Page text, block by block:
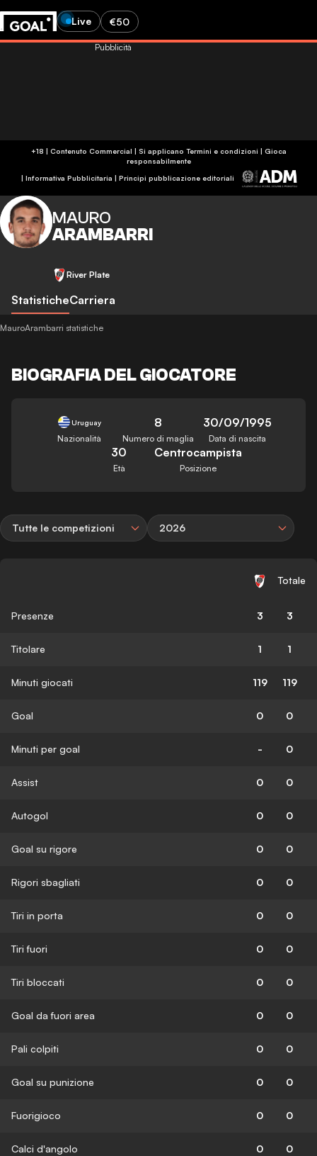
Live €50
+18 | Contenuto Commercial | Si applicano Termini e condizioni | Gioca
responsabilmente
| Informativa Pubblicitaria | Principi pubblicazione editoriali
Pubblicità
MAURO
ARAMBARRI
River Plate
StatisticheCarriera
MauroArambarri statistiche
BIOGRAFIA DEL GIOCATORE
Uruguay
Nazionalità
8
Numero di maglia
30/09/1995
Data di nascita
30
Età
Centrocampista
Posizione
Tutte le competizioni 2026
Totale
Presenze 3 3
Titolare 1 1
Minuti giocati 119 119
Goal 0 0
Minuti per goal - 0
Assist 0 0
Autogol 0 0
Goal su rigore 0 0
Rigori sbagliati 0 0
Tiri in porta 0 0
Tiri fuori 0 0
Tiri bloccati 0 0
Goal da fuori area 0 0
Pali colpiti 0 0
Goal su punizione 0 0
Fuorigioco 0 0
Calci d'angolo 0 0